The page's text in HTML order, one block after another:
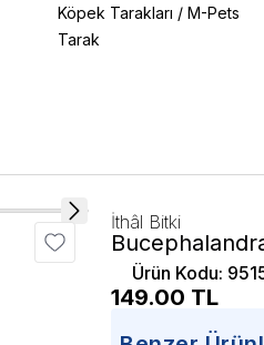
Köpek Tarakları /M-Pets
Tarak
İthâl Bitki
Ürün Kodu:
149.00 TL